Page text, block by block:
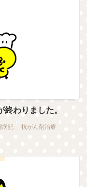
わりました。
病記 抗がん剤治療